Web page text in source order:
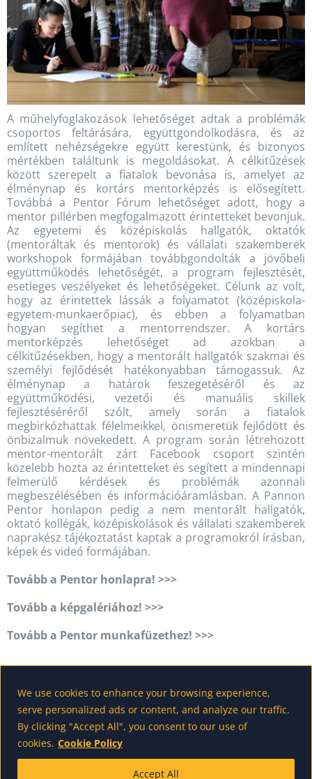
We use cookies to enhance your browsing experience,
serve personalized ads or content, and analyze our traffic.
By clicking "Accept All", you consent to our use of
cookies. Cookie Policy
Accept All
A műhelyfoglakozások lehetőséget adtak a problémák
csoportos feltárására, együttgondolkodásra, és az
említett nehézségekre együtt kerestünk, és bizonyos
mértékben találtunk is megoldásokat. A célkitűzések
között szerepelt a fiatalok bevonása is, amelyet az
élménynap és kortárs mentorképzés is elősegített.
Továbbá a Pentor Fórum lehetőséget adott, hogy a
mentor pillérben megfogalmazott érintetteket bevonjuk.
Az egyetemi és középiskolás hallgatók, oktatók
(mentoráltak és mentorok) és vállalati szakemberek
workshopok formájában továbbgondolták a jövőbeli
együttműködés lehetőségét, a program fejlesztését,
esetleges veszélyeket és lehetőségeket. Célunk az volt,
hogy az érintettek lássák a folyamatot (középiskola-
egyetem-munkaerőpiac), és ebben a folyamatban
hogyan segíthet a mentorrendszer. A kortárs
mentorképzés lehetőséget ad azokban a
célkitűzésekben, hogy a mentorált hallgatók szakmai és
személyi fejlődését hatékonyabban támogassuk. Az
élménynap a határok feszegetéséről és az
együttműködési, vezetői és manuális skillek
fejlesztéséréről szólt, amely során a fiatalok
megbirkózhattak félelmeikkel, önismeretük fejlődött és
önbizalmuk növekedett. A program során létrehozott
mentor-mentorált zárt Facebook csoport szintén
közelebb hozta az érintetteket és segített a mindennapi
felmerülő kérdések és problémák azonnali
megbeszélésében és információáramlásban. A Pannon
Pentor honlapon pedig a nem mentorált hallgatók,
oktató kollégák, középiskolások és vállalati szakemberek
naprakész tájékoztatást kaptak a programokról írásban,
képek és videó formájában.
Tovább a Pentor honlapra! >>>
Tovább a képgalériához! >>>
Tovább a Pentor munkafüzethez! >>>